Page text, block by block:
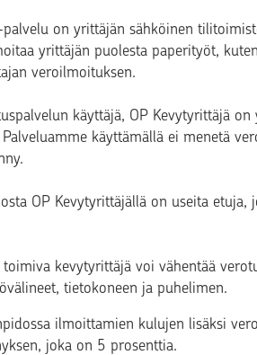
on yrittäjän sähköinen
yrittäjän puolesta paperityöt,
veroilmoituksen.
käyttäjä, OP Kevytyrittäjä
käyttämällä ei menetä
OP Kevytyrittäjällä on useita
kevytyrittäjä voi vähentää
tietokoneen ja puhelimen.
ilmoittamien kulujen lisäksi
joka on 5 prosenttia.